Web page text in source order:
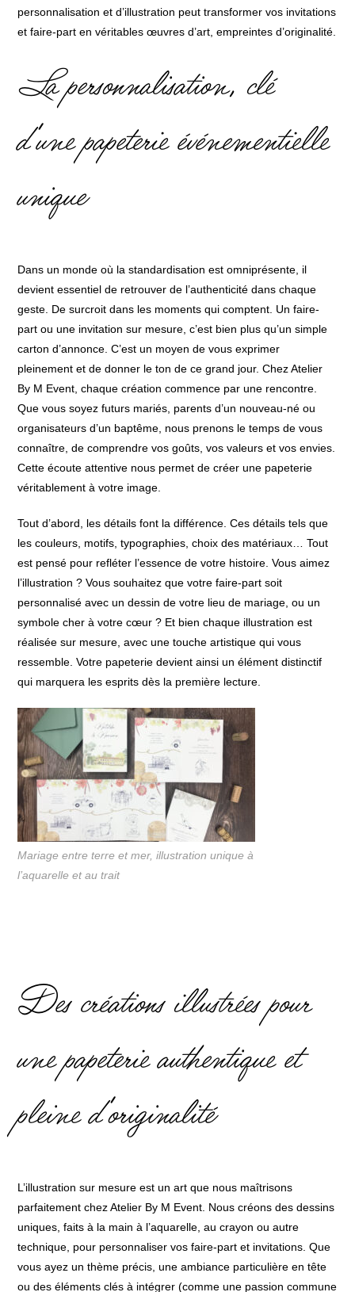
personnalisation et d’illustration peut transformer vos invitations
et faire-part en véritables œuvres d’art, empreintes d’originalité.
La personnalisation, clé
d’une papeterie événementielle
unique
Dans un monde où la standardisation est omniprésente, il
devient essentiel de retrouver de l’authenticité dans chaque
geste. De surcroit dans les moments qui comptent. Un faire-
part ou une invitation sur mesure, c’est bien plus qu’un simple
carton d’annonce. C’est un moyen de vous exprimer
pleinement et de donner le ton de ce grand jour. Chez Atelier
By M Event, chaque création commence par une rencontre.
Que vous soyez futurs mariés, parents d’un nouveau-né ou
organisateurs d’un baptême, nous prenons le temps de vous
connaître, de comprendre vos goûts, vos valeurs et vos envies.
Cette écoute attentive nous permet de créer une papeterie
véritablement à votre image.
Tout d’abord, les détails font la différence. Ces détails tels que
les couleurs, motifs, typographies, choix des matériaux… Tout
est pensé pour refléter l’essence de votre histoire. Vous aimez
l’illustration ? Vous souhaitez que votre faire-part soit
personnalisé avec un dessin de votre lieu de mariage, ou un
symbole cher à votre cœur ? Et bien chaque illustration est
réalisée sur mesure, avec une touche artistique qui vous
ressemble. Votre papeterie devient ainsi un élément distinctif
qui marquera les esprits dès la première lecture.
Mariage entre terre et mer, illustration unique à
l’aquarelle et au trait
Des créations illustrées pour
une papeterie authentique et
pleine d’originalité
L’illustration sur mesure est un art que nous maîtrisons
parfaitement chez Atelier By M Event. Nous créons des dessins
uniques, faits à la main à l’aquarelle, au crayon ou autre
technique, pour personnaliser vos faire-part et invitations. Que
vous ayez un thème précis, une ambiance particulière en tête
ou des éléments clés à intégrer (comme une passion commune